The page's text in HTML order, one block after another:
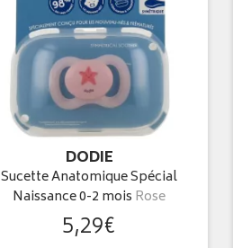
DODIE
Sucette Anatomique Spécial
Naissance 0-2 mois Rose
5,29€